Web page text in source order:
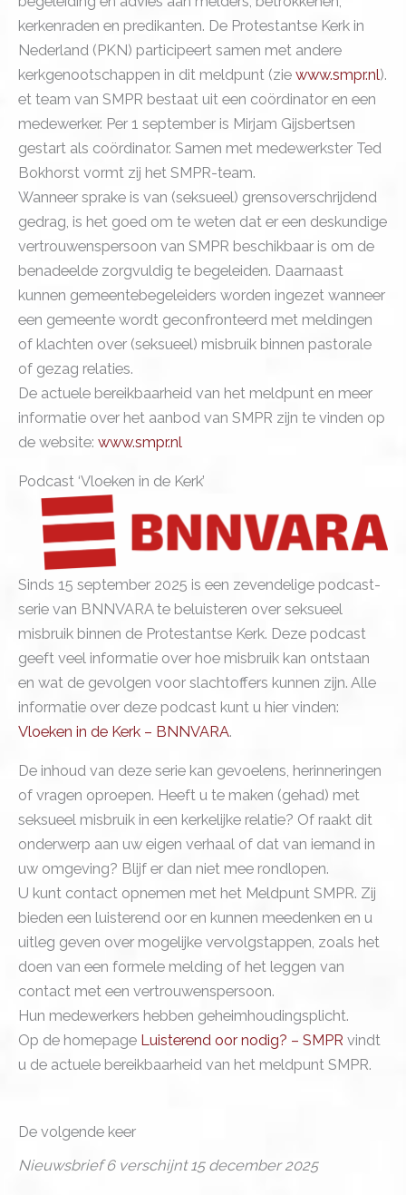
kerkenraden en predikanten. De Protestantse Kerk in
Nederland (PKN) participeert samen met andere
kerkgenootschappen in dit meldpunt (zie www.smpr.nl).
et team van SMPR bestaat uit een coördinator en een
medewerker. Per 1 september is Mirjam Gijsbertsen
gestart als coördinator. Samen met medewerkster Ted
Bokhorst vormt zij het SMPR-team.
Wanneer sprake is van (seksueel) grensoverschrijdend
gedrag, is het goed om te weten dat er een deskundige
vertrouwenspersoon van SMPR beschikbaar is om de
benadeelde zorgvuldig te begeleiden. Daarnaast
kunnen gemeentebegeleiders worden ingezet wanneer
een gemeente wordt geconfronteerd met meldingen
of klachten over (seksueel) misbruik binnen pastorale
of gezag relaties.
De actuele bereikbaarheid van het meldpunt en meer
informatie over het aanbod van SMPR zijn te vinden op
de website: www.smpr.nl
Podcast ‘Vloeken in de Kerk’
Sinds 15 september 2025 is een zevendelige podcast-
serie van BNNVARA te beluisteren over seksueel
misbruik binnen de Protestantse Kerk. Deze podcast
geeft veel informatie over hoe misbruik kan ontstaan
en wat de gevolgen voor slachtoffers kunnen zijn. Alle
informatie over deze podcast kunt u hier vinden:
Vloeken in de Kerk – BNNVARA.
De inhoud van deze serie kan gevoelens, herinneringen
of vragen oproepen. Heeft u te maken (gehad) met
seksueel misbruik in een kerkelijke relatie? Of raakt dit
onderwerp aan uw eigen verhaal of dat van iemand in
uw omgeving? Blijf er dan niet mee rondlopen.
U kunt contact opnemen met het Meldpunt SMPR. Zij
bieden een luisterend oor en kunnen meedenken en u
uitleg geven over mogelijke vervolgstappen, zoals het
doen van een formele melding of het leggen van
contact met een vertrouwenspersoon.
Hun medewerkers hebben geheimhoudingsplicht.
Op de homepage Luisterend oor nodig? – SMPR vindt
u de actuele bereikbaarheid van het meldpunt SMPR.
De volgende keer
Nieuwsbrief 6 verschijnt 15 december 2025